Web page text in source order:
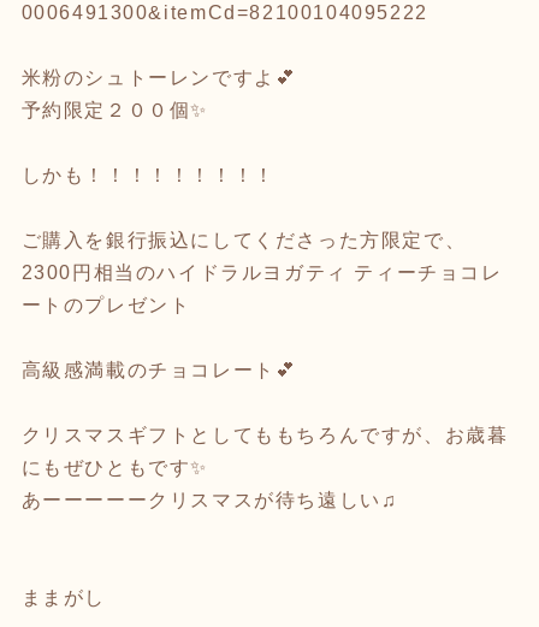
0006491300&itemCd=82100104095222
米粉のシュトーレンですよ💕
予約限定２００個✨
しかも！！！！！！！！！
ご購入を銀行振込にしてくださった方限定で、
2300円相当のハイドラルヨガティ ティーチョコレ
ートのプレゼント
高級感満載のチョコレート💕
クリスマスギフトとしてももちろんですが、お歳暮
にもぜひともです✨
あーーーーークリスマスが待ち遠しい♫
ままがし